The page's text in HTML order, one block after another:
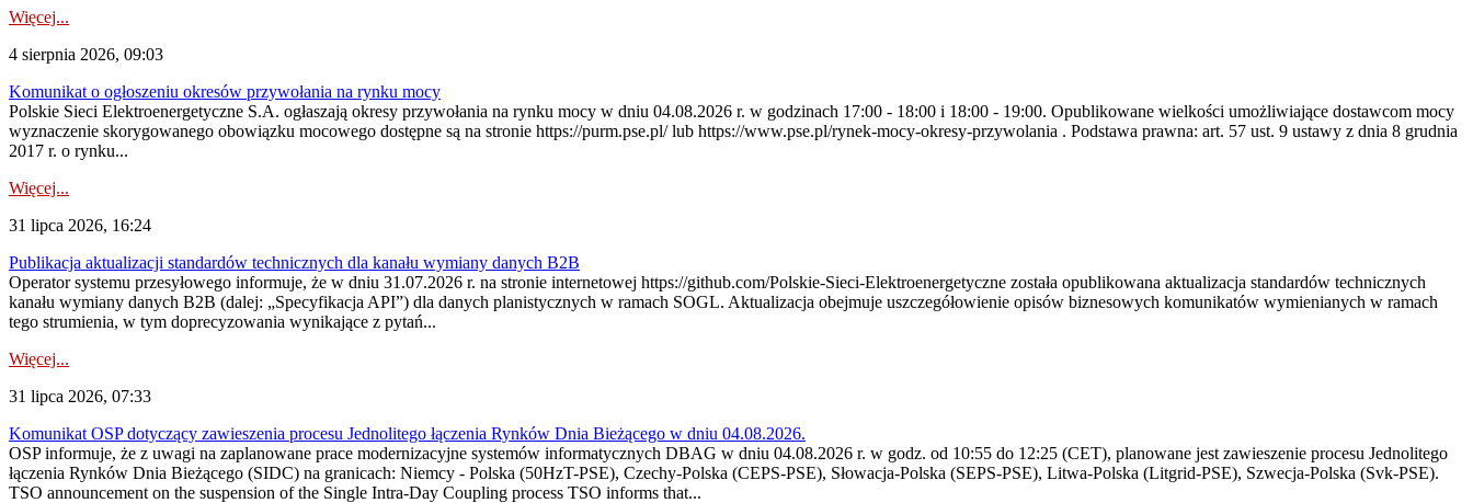
Więcej...
4 sierpnia 2026, 09:03
Komunikat o ogłoszeniu okresów przywołania na rynku mocy
Polskie Sieci Elektroenergetyczne S.A. ogłaszają okresy przywołania na rynku mocy w dniu 04.08.2026 r. w godzinach 17:00 - 18:00 i 18:00 - 19:00. Opublikowane wielkości umożliwiające dostawcom mocy
wyznaczenie skorygowanego obowiązku mocowego dostępne są na stronie https://purm.pse.pl/ lub https://www.pse.pl/rynek-mocy-okresy-przywolania . Podstawa prawna: art. 57 ust. 9 ustawy z dnia 8 grudnia
2017 r. o rynku...
Więcej...
31 lipca 2026, 16:24
Publikacja aktualizacji standardów technicznych dla kanału wymiany danych B2B
Operator systemu przesyłowego informuje, że w dniu 31.07.2026 r. na stronie internetowej https://github.com/Polskie-Sieci-Elektroenergetyczne została opublikowana aktualizacja standardów technicznych
kanału wymiany danych B2B (dalej: „Specyfikacja API”) dla danych planistycznych w ramach SOGL. Aktualizacja obejmuje uszczegółowienie opisów biznesowych komunikatów wymienianych w ramach
tego strumienia, w tym doprecyzowania wynikające z pytań...
Więcej...
31 lipca 2026, 07:33
Komunikat OSP dotyczący zawieszenia procesu Jednolitego łączenia Rynków Dnia Bieżącego w dniu 04.08.2026.
OSP informuje, że z uwagi na zaplanowane prace modernizacyjne systemów informatycznych DBAG w dniu 04.08.2026 r. w godz. od 10:55 do 12:25 (CET), planowane jest zawieszenie procesu Jednolitego
łączenia Rynków Dnia Bieżącego (SIDC) na granicach: Niemcy - Polska (50HzT-PSE), Czechy-Polska (CEPS-PSE), Słowacja-Polska (SEPS-PSE), Litwa-Polska (Litgrid-PSE), Szwecja-Polska (Svk-PSE).
TSO announcement on the suspension of the Single Intra-Day Coupling process TSO informs that...